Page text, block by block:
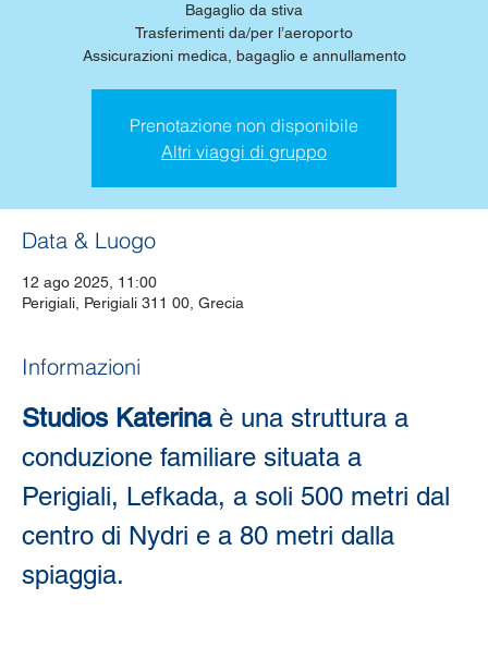
Bagaglio da stiva
Trasferimenti da/per l’aeroporto
Assicurazioni medica, bagaglio e annullamento
Prenotazione non disponibile
Altri viaggi di gruppo
Data & Luogo
12 ago 2025, 11:00
Perigiali, Perigiali 311 00, Grecia
Informazioni
Studios Katerina è una struttura a
conduzione familiare situata a
Perigiali, Lefkada, a soli 500 metri dal
centro di Nydri e a 80 metri dalla
spiaggia.